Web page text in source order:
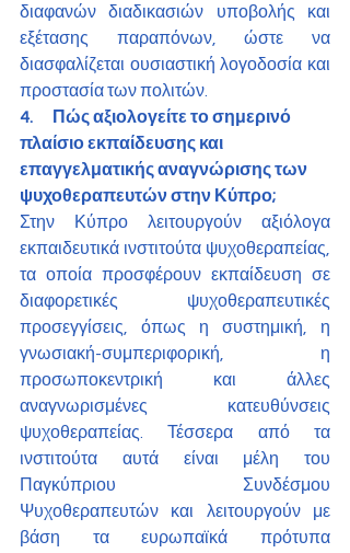
διαφανών διαδικασιών υποβολής και
εξέτασης παραπόνων, ώστε να
διασφαλίζεται ουσιαστική λογοδοσία και
προστασία των πολιτών.
4.      Πώς αξιολογείτε το σημερινό
πλαίσιο εκπαίδευσης και
επαγγελματικής αναγνώρισης των
ψυχοθεραπευτών στην Κύπρο;
Στην Κύπρο λειτουργούν αξιόλογα
εκπαιδευτικά ινστιτούτα ψυχοθεραπείας,
τα οποία προσφέρουν εκπαίδευση σε
διαφορετικές ψυχοθεραπευτικές
προσεγγίσεις, όπως η συστημική, η
γνωσιακή-συμπεριφορική, η
προσωποκεντρική και άλλες
αναγνωρισμένες κατευθύνσεις
ψυχοθεραπείας. Τέσσερα από τα
ινστιτούτα αυτά είναι μέλη του
Παγκύπριου Συνδέσμου
Ψυχοθεραπευτών και λειτουργούν με
βάση τα ευρωπαϊκά πρότυπα